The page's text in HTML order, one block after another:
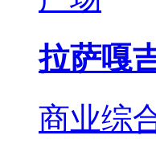
拉萨嘎
商业综